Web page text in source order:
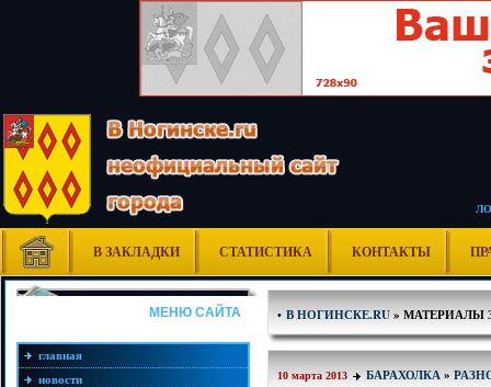
В ЗАКЛАДКИ СТАТИСТИКА КОНТАКТЫ
МЕНЮ САЙТА
главная
новости
• В НОГИНСКЕ.RU» МАТЕРИАЛЫ
10 марта 2013 БАРАХОЛКА »